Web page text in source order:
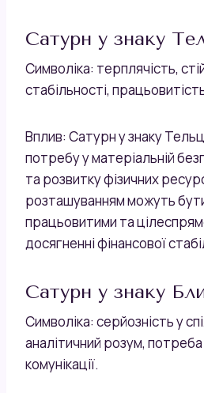
Сатурн у знаку
Символіка: терплячість,
стабільності,
Вплив: Сатурн у знаку
потребу у матеріальній
та розвитку фізичних
розташуванням можуть
працьовитими та
досягненні фінансової
Сатурн у знаку
Символіка: серйозність у
аналітичний розум, потреба
комунікації.